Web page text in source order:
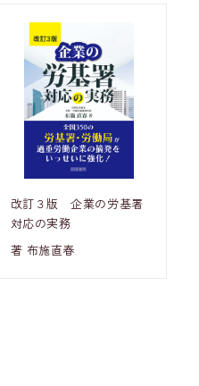
改訂３版 企業の労基署
対応の実務
著 布施直春